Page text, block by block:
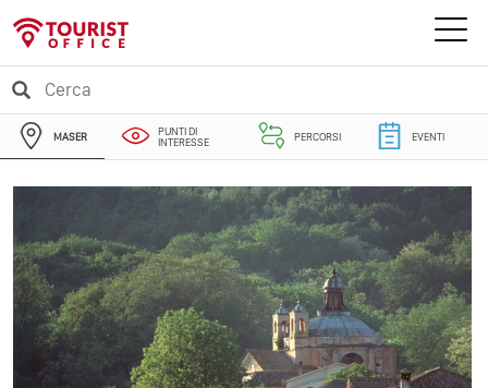
MASER
PUNTI DI
INTERESSE
PERCORSI EVENTI